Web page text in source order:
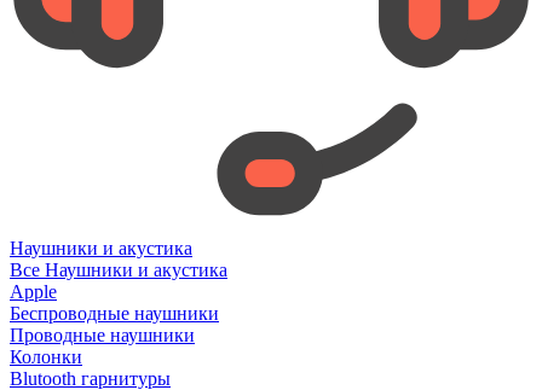
Наушники и акустика
Все Наушники и акустика
Apple
Беспроводные наушники
Проводные наушники
Колонки
Blutooth гарнитуры